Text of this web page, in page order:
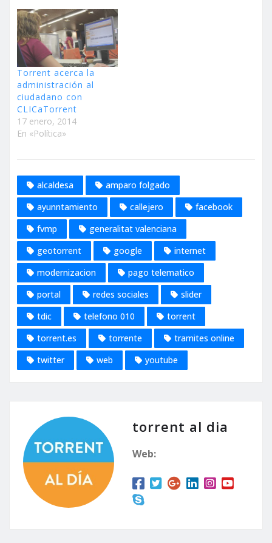
Torrent acerca la
administración al
ciudadano con
CLICaTorrent
17 enero, 2014
En «Política»
alcaldesa
amparo folgado
ayunntamiento
callejero
facebook
fvmp
generalitat valenciana
geotorrent
google
internet
modernizacion
pago telematico
portal
redes sociales
slider
tdic
telefono 010
torrent
torrent.es
torrente
tramites online
twitter
web youtube
torrent al dia
Web: